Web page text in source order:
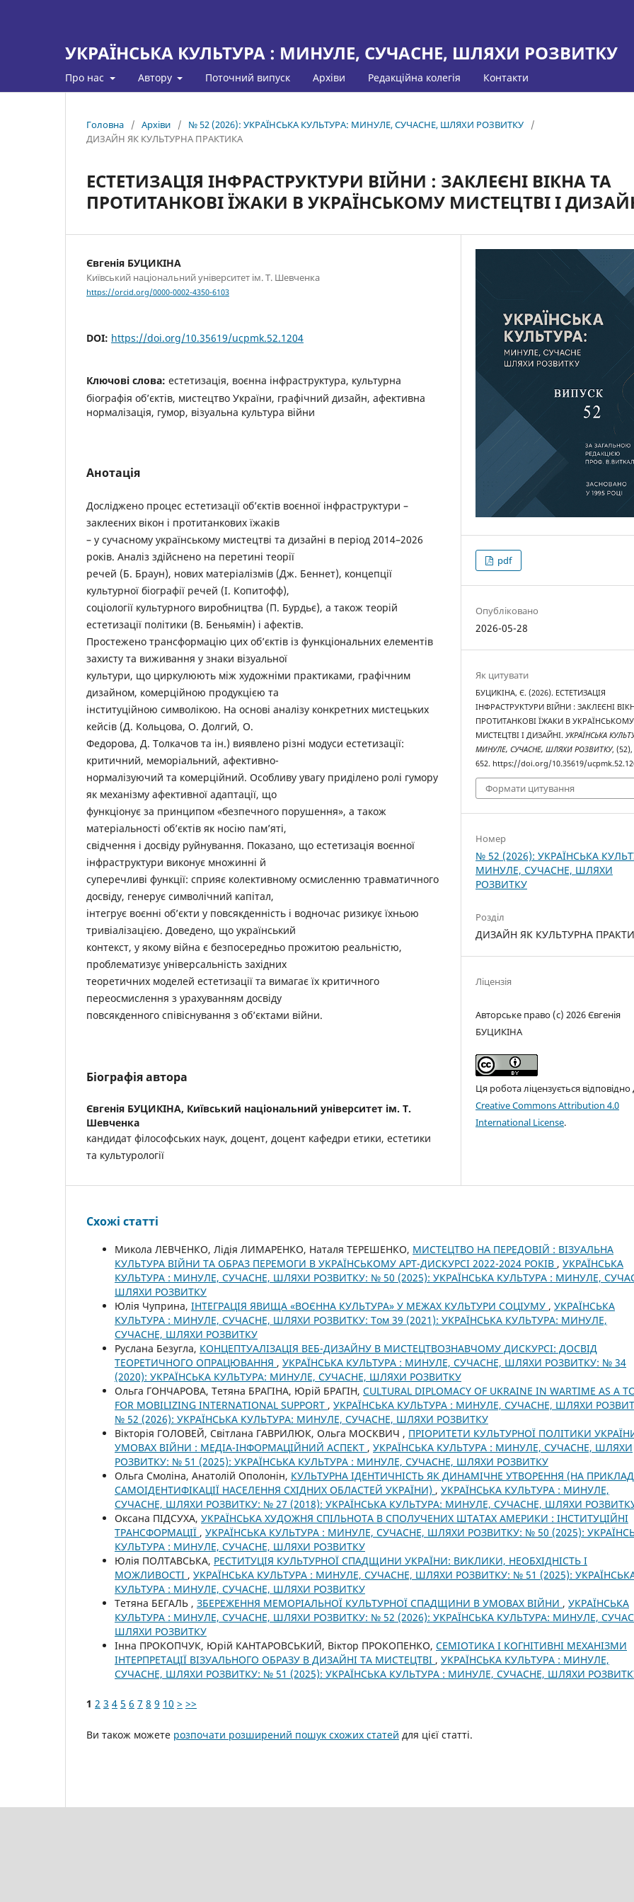
УКРАЇНСЬКА КУЛЬТУРА : МИНУЛЕ, СУЧАСНЕ, ШЛЯХИ РОЗВИТКУ
Про нас Автору Поточний випуск Архіви Редакційна колегія Контакти
Головна / Архіви / № 52 (2026): УКРАЇНСЬКА КУЛЬТУРА: МИНУЛЕ, СУЧАСНЕ, ШЛЯХИ РОЗВИТКУ
/
ДИЗАЙН ЯК КУЛЬТУРНА ПРАКТИКА
ЕСТЕТИЗАЦІЯ ІНФРАСТРУКТУРИ ВІЙНИ : ЗАКЛЕЄНІ ВІКНА ТА
ПРОТИТАНКОВІ ЇЖАКИ В УКРАЇНСЬКОМУ МИСТЕЦТВІ І
Євгенія БУЦИКІНА
Київський національний університет ім. Т. Шевченка
https://orcid.org/0000-0002-4350-6103
DOI: https://doi.org/10.35619/ucpmk.52.1204
Ключові слова: естетизація, воєнна інфраструктура, культурна
біографія об’єктів, мистецтво України, графічний дизайн, афективна
нормалізація, гумор, візуальна культура війни
Анотація
Досліджено процес естетизації об’єктів воєнної інфраструктури –
заклеєних вікон і протитанкових їжаків
– у сучасному українському мистецтві та дизайні в період 2014–2026
років. Аналіз здійснено на перетині теорії
речей (Б. Браун), нових матеріалізмів (Дж. Беннет), концепції
культурної біографії речей (І. Копитофф),
соціології культурного виробництва (П. Бурдьє), а також теорій
естетизації політики (В. Беньямін) і афектів.
Простежено трансформацію цих об’єктів із функціональних елементів
захисту та виживання у знаки візуальної
культури, що циркулюють між художніми практиками, графічним
дизайном, комерційною продукцією та
інституційною символікою. На основі аналізу конкретних мистецьких
кейсів (Д. Кольцова, О. Долгий, О.
Федорова, Д. Толкачов та ін.) виявлено різні модуси естетизації:
критичний, меморіальний, афективно-
нормалізуючий та комерційний. Особливу увагу приділено ролі гумору
як механізму афективної адаптації, що
функціонує за принципом «безпечного порушення», а також
матеріальності об’єктів як носію пам’яті,
свідчення і досвіду руйнування. Показано, що естетизація воєнної
інфраструктури виконує множинні й
суперечливі функції: сприяє колективному осмисленню травматичного
досвіду, генерує символічний капітал,
інтегрує воєнні об’єкти у повсякденність і водночас ризикує їхньою
тривіалізацією. Доведено, що український
контекст, у якому війна є безпосередньо прожитою реальністю,
проблематизує універсальність західних
теоретичних моделей естетизації та вимагає їх критичного
переосмислення з урахуванням досвіду
повсякденного співіснування з об’єктами війни.
Біографія автора
Євгенія БУЦИКІНА, Київський національний університет ім. Т.
Шевченка
кандидат філософських наук, доцент, доцент кафедри етики, естетики
та культурології
pdf
Опубліковано
2026-05-28
Як цитувати
БУЦИКІНА, Є. (2026). ЕСТЕТИЗАЦІЯ
ІНФРАСТРУКТУРИ ВІЙНИ : ЗАКЛЕЄНІ
ПРОТИТАНКОВІ ЇЖАКИ В УКРАЇНСЬКОМУ
МИСТЕЦТВІ І ДИЗАЙНІ.УКРАЇНСЬКА
МИНУЛЕ, СУЧАСНЕ, ШЛЯХИ РОЗВИТКУ,
652. https://doi.org/10.35619/
Формати цитування
Номер
№ 52 (2026): УКРАЇНСЬКА
МИНУЛЕ, СУЧАСНЕ, ШЛЯХИ
РОЗВИТКУ
Розділ
ДИЗАЙН ЯК КУЛЬТУРНА
Ліцензія
Авторське право (c) 2026 Євгенія
БУЦИКІНА
Ця робота ліцензується відповідно
Creative Commons Attribution 4.0
International License.
Схожі статті
Микола ЛЕВЧЕНКО, Лідія ЛИМАРЕНКО, Наталя ТЕРЕШЕНКО, МИСТЕЦТВО НА ПЕРЕДОВІЙ : ВІЗУАЛЬНА
КУЛЬТУРА ВІЙНИ ТА ОБРАЗ ПЕРЕМОГИ В УКРАЇНСЬКОМУ АРТ-ДИСКУРСІ 2022-2024 РОКІВ , УКРАЇНСЬКА
КУЛЬТУРА : МИНУЛЕ, СУЧАСНЕ, ШЛЯХИ РОЗВИТКУ: № 50 (2025): УКРАЇНСЬКА КУЛЬТУРА : МИНУЛЕ,
ШЛЯХИ РОЗВИТКУ
Юлія Чуприна, ІНТЕГРАЦІЯ ЯВИЩА «ВОЄННА КУЛЬТУРА» У МЕЖАХ КУЛЬТУРИ СОЦІУМУ , УКРАЇНСЬКА
КУЛЬТУРА : МИНУЛЕ, СУЧАСНЕ, ШЛЯХИ РОЗВИТКУ: Том 39 (2021): УКРАЇНСЬКА КУЛЬТУРА: МИНУЛЕ,
СУЧАСНЕ, ШЛЯХИ РОЗВИТКУ
Руслана Безугла, КОНЦЕПТУАЛІЗАЦІЯ ВЕБ-ДИЗАЙНУ В МИСТЕЦТВОЗНАВЧОМУ ДИСКУРСІ: ДОСВІД
ТЕОРЕТИЧНОГО ОПРАЦЮВАННЯ , УКРАЇНСЬКА КУЛЬТУРА : МИНУЛЕ, СУЧАСНЕ, ШЛЯХИ РОЗВИТКУ: № 34
(2020): УКРАЇНСЬКА КУЛЬТУРА: МИНУЛЕ, СУЧАСНЕ, ШЛЯХИ РОЗВИТКУ
Ольга ГОНЧАРОВА, Тетяна БРАГІНА, Юрій БРАГІН, CULTURAL DIPLOMACY OF UKRAINE IN WARTIME AS A
FOR MOBILIZING INTERNATIONAL SUPPORT , УКРАЇНСЬКА КУЛЬТУРА : МИНУЛЕ, СУЧАСНЕ, ШЛЯХИ
№ 52 (2026): УКРАЇНСЬКА КУЛЬТУРА: МИНУЛЕ, СУЧАСНЕ, ШЛЯХИ РОЗВИТКУ
Вікторія ГОЛОВЕЙ, Світлана ГАВРИЛЮК, Ольга МОСКВИЧ , ПРІОРИТЕТИ КУЛЬТУРНОЇ ПОЛІТИКИ
УМОВАХ ВІЙНИ : МЕДІА-ІНФОРМАЦІЙНИЙ АСПЕКТ , УКРАЇНСЬКА КУЛЬТУРА : МИНУЛЕ, СУЧАСНЕ, ШЛЯХИ
РОЗВИТКУ: № 51 (2025): УКРАЇНСЬКА КУЛЬТУРА : МИНУЛЕ, СУЧАСНЕ, ШЛЯХИ РОЗВИТКУ
Ольга Смоліна, Анатолій Ополонін, КУЛЬТУРНА ІДЕНТИЧНІСТЬ ЯК ДИНАМІЧНЕ УТВОРЕННЯ (НА
САМОІДЕНТИФІКАЦІЇ НАСЕЛЕННЯ СХІДНИХ ОБЛАСТЕЙ УКРАЇНИ) , УКРАЇНСЬКА КУЛЬТУРА : МИНУЛЕ,
СУЧАСНЕ, ШЛЯХИ РОЗВИТКУ: № 27 (2018): УКРАЇНСЬКА КУЛЬТУРА: МИНУЛЕ, СУЧАСНЕ, ШЛЯХИ
Оксана ПІДСУХА, УКРАЇНСЬКА ХУДОЖНЯ СПІЛЬНОТА В СПОЛУЧЕНИХ ШТАТАХ АМЕРИКИ : ІНСТИТУЦІЙНІ
ТРАНСФОРМАЦІЇ , УКРАЇНСЬКА КУЛЬТУРА : МИНУЛЕ, СУЧАСНЕ, ШЛЯХИ РОЗВИТКУ: № 50 (2025):
КУЛЬТУРА : МИНУЛЕ, СУЧАСНЕ, ШЛЯХИ РОЗВИТКУ
Юлія ПОЛТАВСЬКА, РЕСТИТУЦІЯ КУЛЬТУРНОЇ СПАДЩИНИ УКРАЇНИ: ВИКЛИКИ, НЕОБХІДНІСТЬ І
МОЖЛИВОСТІ , УКРАЇНСЬКА КУЛЬТУРА : МИНУЛЕ, СУЧАСНЕ, ШЛЯХИ РОЗВИТКУ: № 51 (2025):
КУЛЬТУРА : МИНУЛЕ, СУЧАСНЕ, ШЛЯХИ РОЗВИТКУ
Тетяна БЕГАЛЬ , ЗБЕРЕЖЕННЯ МЕМОРІАЛЬНОЇ КУЛЬТУРНОЇ СПАДЩИНИ В УМОВАХ ВІЙНИ , УКРАЇНСЬКА
КУЛЬТУРА : МИНУЛЕ, СУЧАСНЕ, ШЛЯХИ РОЗВИТКУ: № 52 (2026): УКРАЇНСЬКА КУЛЬТУРА: МИНУЛЕ,
ШЛЯХИ РОЗВИТКУ
Інна ПРОКОПЧУК, Юрій КАНТАРОВСЬКИЙ, Віктор ПРОКОПЕНКО, СЕМІОТИКА І КОГНІТИВНІ МЕХАНІЗМИ
ІНТЕРПРЕТАЦІЇ ВІЗУАЛЬНОГО ОБРАЗУ В ДИЗАЙНІ ТА МИСТЕЦТВІ , УКРАЇНСЬКА КУЛЬТУРА : МИНУЛЕ,
СУЧАСНЕ, ШЛЯХИ РОЗВИТКУ: № 51 (2025): УКРАЇНСЬКА КУЛЬТУРА : МИНУЛЕ, СУЧАСНЕ, ШЛЯХИ
1 2 3 4 5 6 7 8 9 10 > >>
Ви також можете розпочати розширений пошук схожих статей для цієї статті.